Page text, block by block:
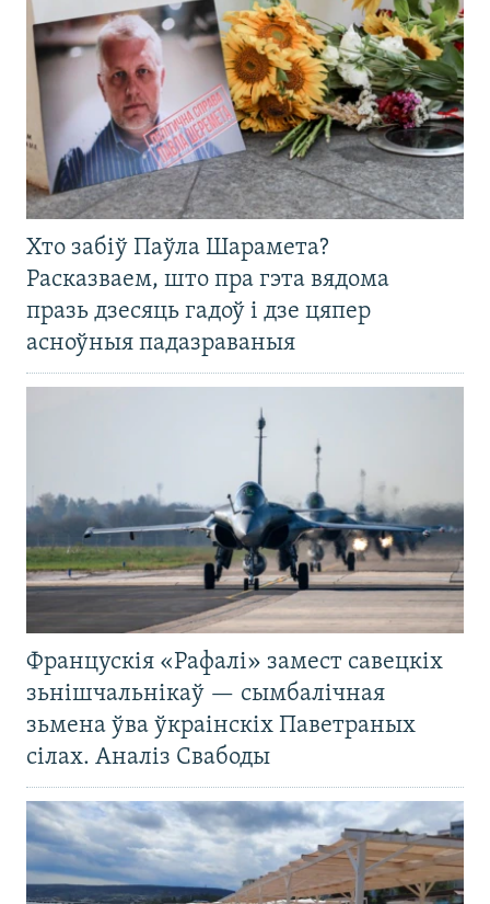
Хто забіў Паўла Шарамета?
Расказваем, што пра гэта вядома
празь дзесяць гадоў і дзе цяпер
асноўныя падазраваныя
Францускія «Рафалі» замест савецкіх
зьнішчальнікаў — сымбалічная
зьмена ўва ўкраінскіх Паветраных
сілах. Аналіз Свабоды